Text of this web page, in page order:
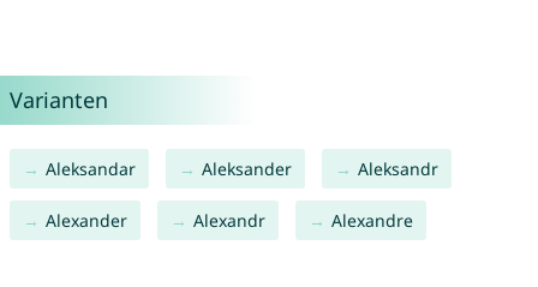
Varianten
Aleksandar Aleksander Aleksandr
Alexander Alexandr Alexandre